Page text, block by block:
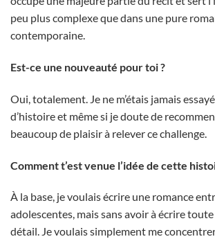
peu plus complexe que dans une pure
contemporaine.
Est-ce une nouveauté pour toi ?
Oui, totalement. Je ne m’étais jamais
d’histoire et même si je doute de
beaucoup de plaisir à relever ce challenge.
Comment t’est venue l’idée de cette
À la base, je voulais écrire une romance
adolescentes, mais sans avoir à écrire
détail. Je voulais simplement me